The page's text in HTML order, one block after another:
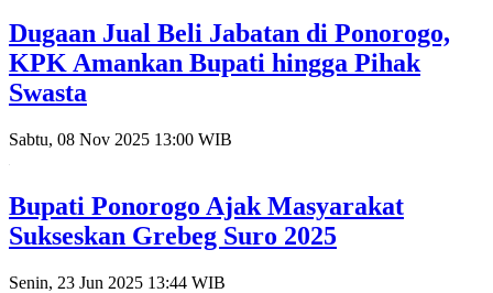
Dugaan Jual Beli Jabatan di Ponorogo,
KPK Amankan Bupati hingga Pihak
Swasta
Sabtu, 08 Nov 2025 13:00 WIB
Bupati Ponorogo Ajak Masyarakat
Sukseskan Grebeg Suro 2025
Senin, 23 Jun 2025 13:44 WIB